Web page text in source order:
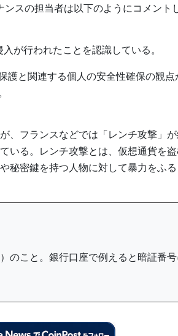
スの担当者は以下のようにコメント
が行われたことを認識している。
護と関連する個人の安全性確保の観点
、フランスなどでは「レンチ攻撃」
いる。レンチ攻撃とは、仮想通貨を盗
秘密鍵を持つ人物に対して暴力をふ
のこと。銀行口座で例えると暗証番号